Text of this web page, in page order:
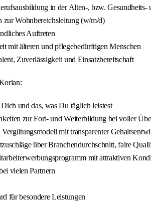
in der Alten-, bzw.
zur Wohnbereichsleitung (w/m/d)
Auftreten
mit älteren und pflegebedürftigen Menschen
Zuverlässigkeit und Einsatzbereitschaft
und das, was Du täglich leistest
zur Fort- und Weiterbildung bei voller
mit transparenter
über Branchendurchschnitt, faire
mit attraktiven
vielen Partnern
für besondere Leistungen